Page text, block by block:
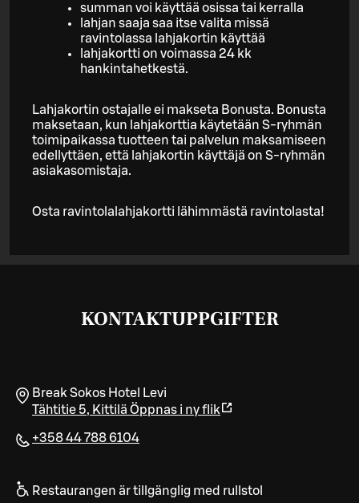
summan voi käyttää osissa tai kerralla
lahjan saaja saa itse valita missä
ravintolassa lahjakortin käyttää
lahjakortti on voimassa 24 kk
hankintahetkestä.
Lahjakortin ostajalle ei makseta Bonusta. Bonusta
maksetaan, kun lahjakorttia käytetään S-ryhmän
toimipaikassa tuotteen tai palvelun maksamiseen
edellyttäen, että lahjakortin käyttäjä on S-ryhmän
asiakasomistaja.
Osta ravintolalahjakortti lähimmästä ravintolasta!
KONTAKTUPPGIFTER
Break Sokos Hotel Levi
Tähtitie 5, Kittilä Öppnas i ny flik
+358 44 788 6104
Restaurangen är tillgänglig med rullstol